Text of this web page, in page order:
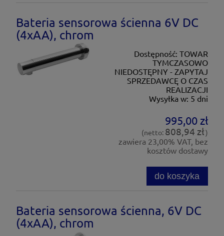
Bateria sensorowa ścienna 6V DC
(4xAA), chrom
Dostępność: TOWAR
TYMCZASOWO
NIEDOSTĘPNY - ZAPYTAJ
SPRZEDAWCĘ O CZAS
REALIZACJI
Wysyłka w: 5 dni
995,00 zł
(netto: 808,94 zł)
zawiera 23,00% VAT, bez
kosztów dostawy
do koszyka
Bateria sensorowa ścienna, 6V DC
(4xAA), chrom